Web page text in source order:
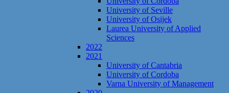
University of Seville
University of Osijek
Laurea University of Applied
Sciences
2022
2021
University of Cantabria
University of Cordoba
Varna University of Management